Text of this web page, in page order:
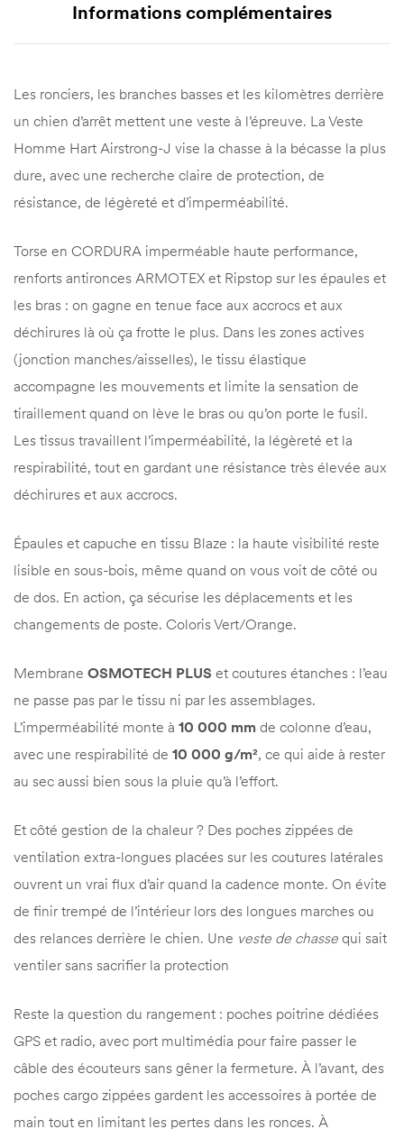
Informations complémentaires
Les ronciers, les branches basses et les kilomètres derrière
un chien d’arrêt mettent une veste à l’épreuve. La Veste
Homme Hart Airstrong-J vise la chasse à la bécasse la plus
dure, avec une recherche claire de protection, de
résistance, de légèreté et d’imperméabilité.
Torse en CORDURA imperméable haute performance,
renforts antironces ARMOTEX et Ripstop sur les épaules et
les bras : on gagne en tenue face aux accrocs et aux
déchirures là où ça frotte le plus. Dans les zones actives
(jonction manches/aisselles), le tissu élastique
accompagne les mouvements et limite la sensation de
tiraillement quand on lève le bras ou qu’on porte le fusil.
Les tissus travaillent l’imperméabilité, la légèreté et la
respirabilité, tout en gardant une résistance très élevée aux
déchirures et aux accrocs.
Épaules et capuche en tissu Blaze : la haute visibilité reste
lisible en sous-bois, même quand on vous voit de côté ou
de dos. En action, ça sécurise les déplacements et les
changements de poste. Coloris Vert/Orange.
Membrane OSMOTECH PLUS et coutures étanches : l’eau
ne passe pas par le tissu ni par les assemblages.
L’imperméabilité monte à 10 000 mm de colonne d’eau,
avec une respirabilité de 10 000 g/m², ce qui aide à rester
au sec aussi bien sous la pluie qu’à l’effort.
Et côté gestion de la chaleur ? Des poches zippées de
ventilation extra-longues placées sur les coutures latérales
ouvrent un vrai flux d’air quand la cadence monte. On évite
de finir trempé de l’intérieur lors des longues marches ou
des relances derrière le chien. Une veste de chasse qui sait
ventiler sans sacrifier la protection
Reste la question du rangement : poches poitrine dédiées
GPS et radio, avec port multimédia pour faire passer le
câble des écouteurs sans gêner la fermeture. À l’avant, des
poches cargo zippées gardent les accessoires à portée de
main tout en limitant les pertes dans les ronces. À